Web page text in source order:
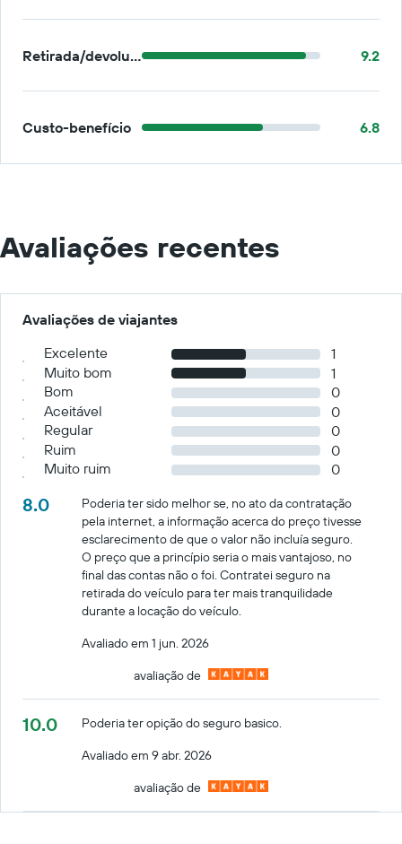
Retirada/devolução 9.2
Custo-benefício 6.8
Avaliações recentes
Avaliações de viajantes
Excelente
1
Muito bom
1
Bom
0
Aceitável
0
Regular
0
Ruim
0
Muito ruim
0
8.0
Poderia ter sido melhor se, no ato da contratação
pela internet, a informação acerca do preço tivesse
esclarecimento de que o valor não incluía seguro.
O preço que a princípio seria o mais vantajoso, no
final das contas não o foi. Contratei seguro na
retirada do veículo para ter mais tranquilidade
durante a locação do veículo.
Avaliado em 1 jun. 2026
avaliação de
10.0
Poderia ter opição do seguro basico.
Avaliado em 9 abr. 2026
avaliação de